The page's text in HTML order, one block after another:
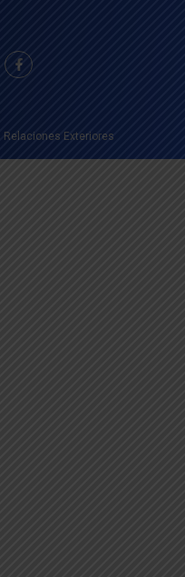
Relaciones Exteriores